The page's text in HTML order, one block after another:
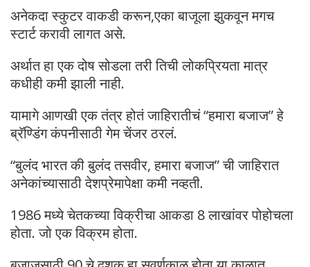
अनेकदा स्कुटर वाकडी करून,एका बाजूला झुकवून मगच
स्टार्ट करावी लागत असे.
अर्थात हा एक दोष सोडला तरी तिची लोकप्रियता मात्र
कधीही कमी झाली नाही.
यामागे आणखी एक तंत्र होतं जाहिरातीचं “हमारा बजाज” हे
ब्रॅण्डिंग कंपनीसाठी गेम चेंजर ठरलं.
“बुलंद भारत की बुलंद तसवीर, हमारा बजाज” ची जाहिरात
अनेकांच्यासाठी देशप्रेमापेक्षा कमी नव्हती.
1986 मध्ये चेतकच्या विक्रीचा आकडा 8 लाखांवर पोहोचला
होता. जो एक विक्रम होता.